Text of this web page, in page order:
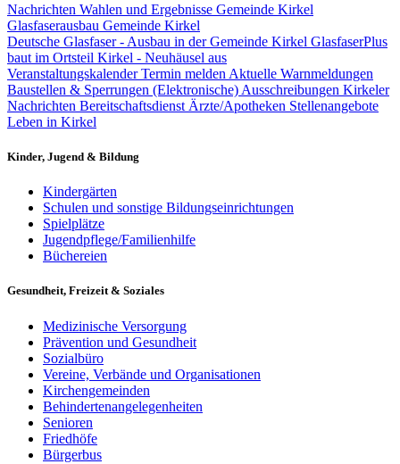
Nachrichten Wahlen und Ergebnisse Gemeinde Kirkel
Glasfaserausbau Gemeinde Kirkel
Deutsche Glasfaser - Ausbau in der Gemeinde Kirkel GlasfaserPlus
baut im Ortsteil Kirkel - Neuhäusel aus
VeranstaltungskalenderTermin melden Aktuelle Warnmeldungen
Baustellen & Sperrungen (Elektronische) Ausschreibungen Kirkeler
Nachrichten Bereitschaftsdienst Ärzte/Apotheken Stellenangebote
Leben in Kirkel
Kinder, Jugend & Bildung
Kindergärten
Schulen und sonstige Bildungseinrichtungen
Spielplätze
Jugendpflege/Familienhilfe
Büchereien
Gesundheit, Freizeit & Soziales
Medizinische Versorgung
Prävention und Gesundheit
Sozialbüro
Vereine, Verbände und Organisationen
Kirchengemeinden
Behindertenangelegenheiten
Senioren
Friedhöfe
Bürgerbus